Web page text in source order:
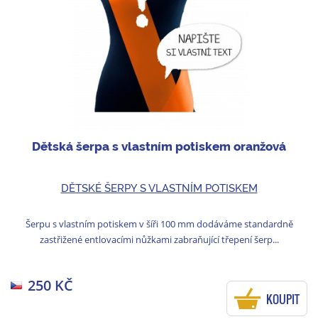
Dětská šerpa s vlastním potiskem oranžová
DĚTSKÉ ŠERPY S VLASTNÍM POTISKEM
Šerpu s vlastním potiskem v šíři 100 mm dodáváme standardně
zastřižené entlovacími nůžkami zabraňující třepení šerp...
250 KČ
KOUPIT